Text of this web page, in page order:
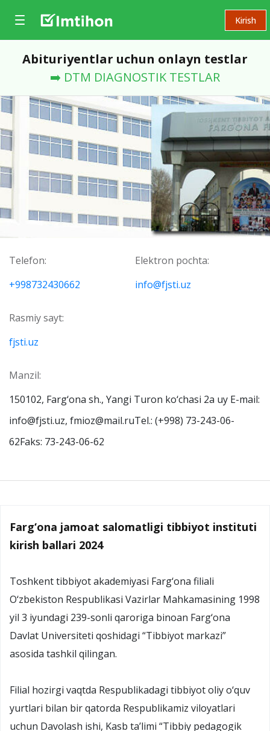
Kirish
Abituriyentlar uchun onlayn testlar
➡️ DTM DIAGNOSTIK TESTLAR
Telefon:
+998732430662
Elektron pochta:
info@fjsti.uz
Rasmiy sayt:
fjsti.uz
Manzil:
150102, Farg‘ona sh., Yangi Turon ko‘chasi 2a uy E-mail:
info@fjsti.uz, fmioz@mail.ruTel.: (+998) 73-243-06-
62Faks: 73-243-06-62
Farg‘ona jamoat salomatligi tibbiyot instituti
kirish ballari 2024
Toshkent tibbiyot akademiyasi Farg‘ona filiali
O‘zbekiston Respublikasi Vazirlar Mahkamasining 1998
yil 3 iyundagi 239-sonli qaroriga binoan Farg‘ona
Davlat Universiteti qoshidagi “Tibbiyot markazi”
asosida tashkil qilingan.
Filial hozirgi vaqtda Respublikadagi tibbiyot oliy o‘quv
yurtlari bilan bir qatorda Respublikamiz viloyatlari
uchun Davolash ishi, Kasb ta’limi “Tibbiy pedagogik